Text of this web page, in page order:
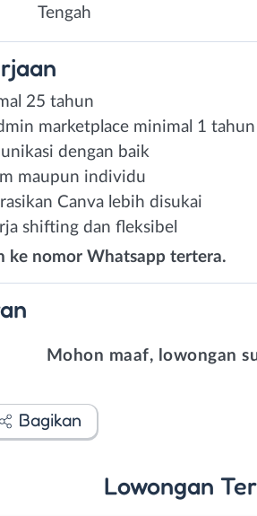
Tengah
25 tahun
marketplace minimal 1 tahun
dengan baik
maupun individu
Canva lebih disukai
shifting dan fleksibel
ke nomor Whatsapp tertera.
Mohon maaf, lowongan
Bagikan
Lowongan